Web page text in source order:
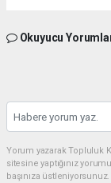
Okuyucu
Yorum yazarak Topluluk
sitesine yaptığınız
başınıza